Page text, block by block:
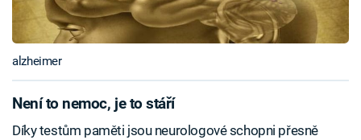
alzheimer
Není to nemoc, je to stáří
Díky testům paměti jsou neurologové schopni přesně